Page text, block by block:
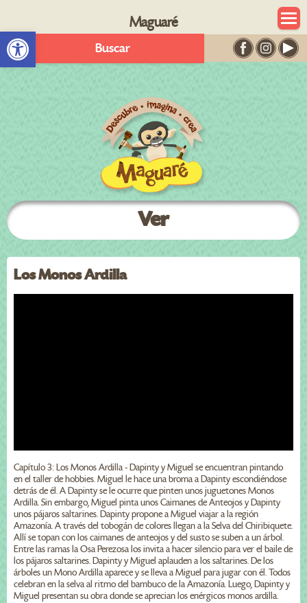
Abrir barra de herramientas
Maguaré
Buscar
Ver
Los Monos Ardilla
Capítulo 3: Los Monos Ardilla - Dapinty y Miguel se encuentran pintando
en el taller de hobbies. Miguel le hace una broma a Dapinty escondiéndose
detrás de él. A Dapinty se le ocurre que pinten unos juguetones Monos
Ardilla. Sin embargo, Miguel pinta unos Caimanes de Anteojos y Dapinty
unos pájaros saltarines. Dapinty propone a Miguel viajar a la región
Amazonía. A través del tobogán de colores llegan a la Selva del Chiribiquete.
Allí se topan con los caimanes de anteojos y del susto se suben a un árbol.
Entre las ramas la Osa Perezosa los invita a hacer silencio para ver el baile de
los pájaros saltarines. Dapinty y Miguel aplauden a los saltarines. De los
árboles un Mono Ardilla aparece y se lleva a Miguel para jugar con él. Todos
celebran en la selva al ritmo del bambuco de la Amazonía. Luego, Dapinty y
Miguel presentan su obra donde se aprecian los enérgicos monos ardilla.